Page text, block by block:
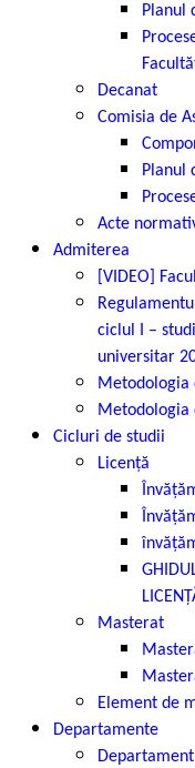
Planul
Decanat
Comisia de
Planul
Acte
Admiterea
[VIDEO]
ciclul I –
universitar
Metodologia
Metodologia
Cicluri de studii
Licență
Masterat
Element de
Departamente